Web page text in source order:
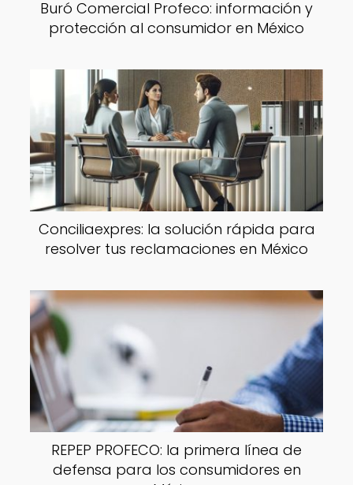
Buró Comercial Profeco: información y
protección al consumidor en México
Conciliaexpres: la solución rápida para
resolver tus reclamaciones en México
REPEP PROFECO: la primera línea de
defensa para los consumidores en